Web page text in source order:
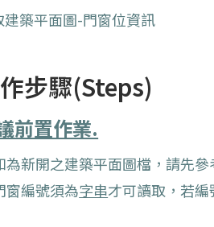
建築平面圖-門窗位資訊
步驟(Steps)
前置作業.
為新開之建築平面圖檔，請先參
窗編號須為字串才可讀取，若